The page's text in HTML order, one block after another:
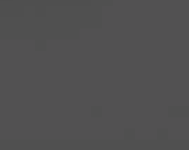
отличаться от цен в розничных